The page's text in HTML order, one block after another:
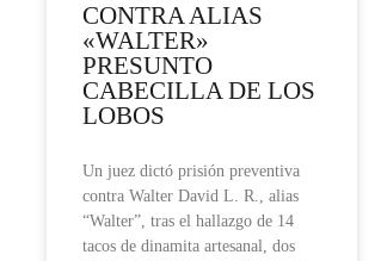
CONTRA ALIAS
«WALTER»
PRESUNTO
CABECILLA DE LOS
LOBOS
Un juez dictó prisión preventiva
contra Walter David L. R., alias
“Walter”, tras el hallazgo de 14
tacos de dinamita artesanal, dos